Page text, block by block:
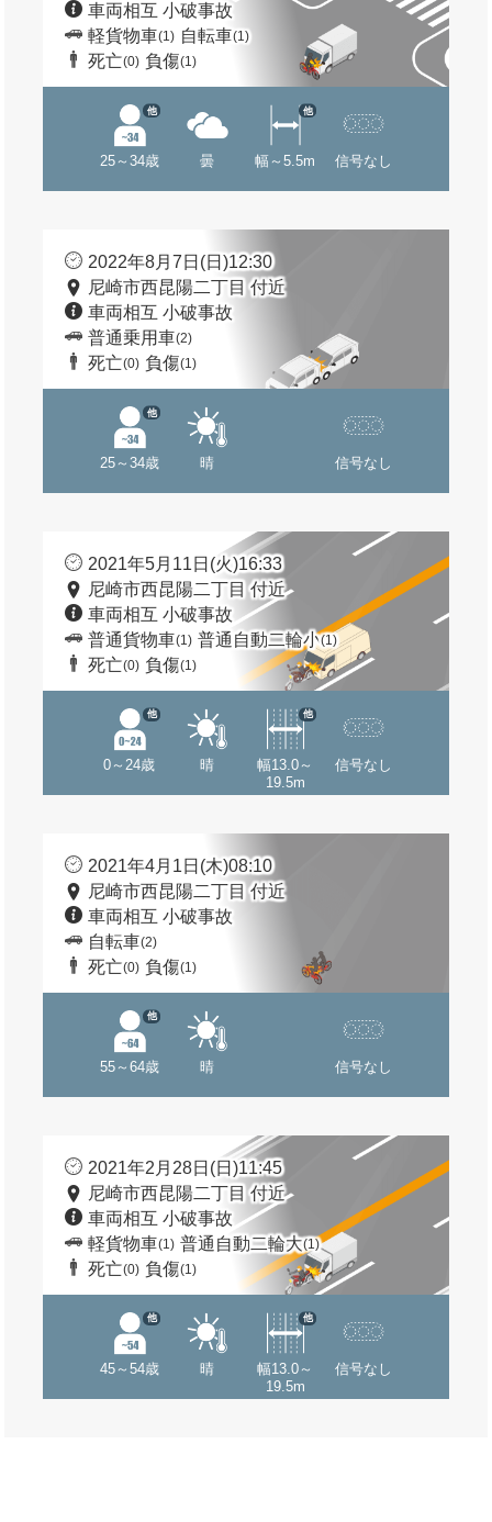
車両相互 小破事故
軽貨物車(1) 自転車(1)
死亡(0) 負傷(1)
25～34歳
他
曇 幅～5.5m
他
信号なし
2022年8月7日(日)12:30
尼崎市西昆陽二丁目 付近
車両相互 小破事故
普通乗用車(2)
死亡(0) 負傷(1)
25～34歳
他
晴 信号なし
2021年5月11日(火)16:33
尼崎市西昆陽二丁目 付近
車両相互 小破事故
普通貨物車(1) 普通自動二輪小(1)
死亡(0) 負傷(1)
0～24歳
他
晴
幅13.0～
19.5m
他
信号なし
2021年4月1日(木)08:10
尼崎市西昆陽二丁目 付近
車両相互 小破事故
自転車(2)
死亡(0) 負傷(1)
55～64歳
他
晴 信号なし
2021年2月28日(日)11:45
尼崎市西昆陽二丁目 付近
車両相互 小破事故
軽貨物車(1) 普通自動二輪大(1)
死亡(0) 負傷(1)
45～54歳
他
晴
幅13.0～
19.5m
他
信号なし